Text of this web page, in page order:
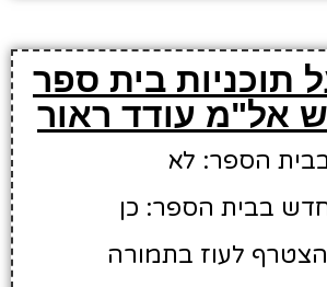
תוכניות בית ספר
אל"מ עודד ראור
הספר: לא
בבית הספר: כן
לעוז בתמורה